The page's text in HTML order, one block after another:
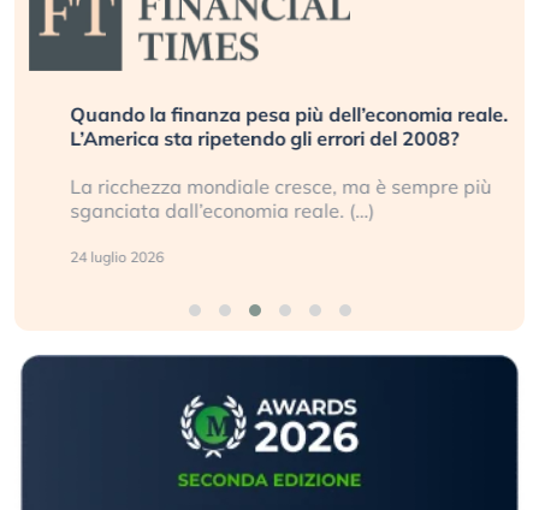
Quando la finanza pesa più dell’economia reale.
L’America sta ripetendo gli errori del 2008?
La ricchezza mondiale cresce, ma è sempre più
sganciata dall’economia reale. (…)
24 luglio 2026